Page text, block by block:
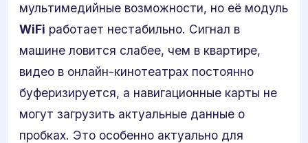
мультимедийные возможности, но её модуль
WiFi работает нестабильно. Сигнал в
машине ловится слабее, чем в квартире,
видео в онлайн-кинотеатрах постоянно
буферизируется, а навигационные карты не
могут загрузить актуальные данные о
пробках. Это особенно актуально для